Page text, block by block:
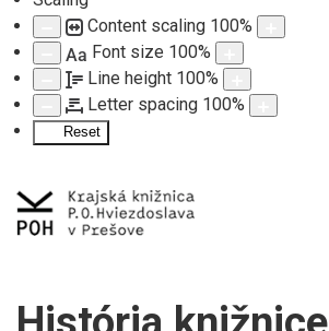
Content scaling 100%
Aa Font size 100%
Line height 100%
Letter spacing 100%
Reset